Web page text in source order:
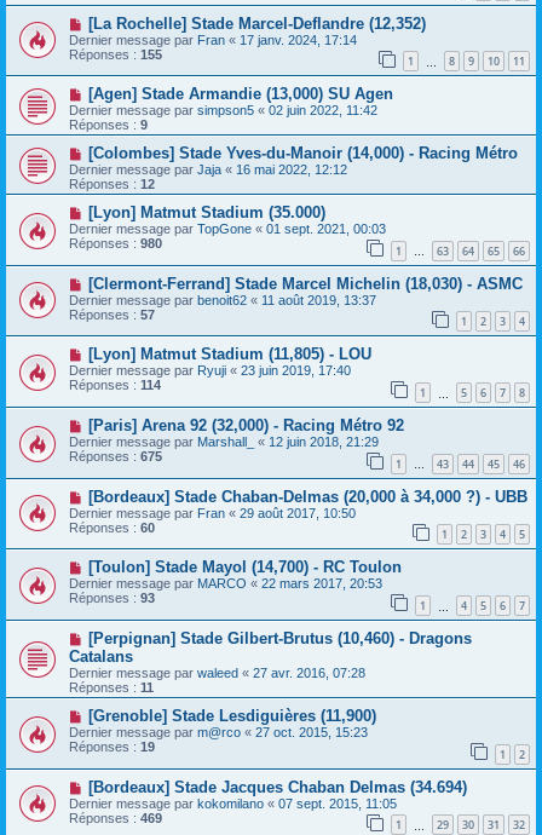
[La Rochelle] Stade Marcel-Deflandre (12,352)
Dernier message par Fran « 17 janv. 2024, 17:14
Réponses : 155 1 8 9 10 11
[Agen] Stade Armandie (13,000) SU Agen
Dernier message par simpson5 « 02 juin 2022, 11:42
Réponses : 9
[Colombes] Stade Yves-du-Manoir (14,000) - Racing Métro
Dernier message par Jaja « 16 mai 2022, 12:12
Réponses : 12
[Lyon] Matmut Stadium (35.000)
Dernier message par TopGone « 01 sept. 2021, 00:03
Réponses : 980 1 … 63 64 65 66
[Clermont-Ferrand] Stade Marcel Michelin (18,030) - ASMC
Dernier message par benoit62 « 11 août 2019, 13:37
Réponses : 57 1 2 3 4
[Lyon] Matmut Stadium (11,805) - LOU
Dernier message par Ryuji « 23 juin 2019, 17:40
Réponses : 114 1 5 6 7 8
[Paris] Arena 92 (32,000) - Racing Métro 92
Dernier message par Marshall_ « 12 juin 2018, 21:29
Réponses : 675 1 … 43 44 45 46
[Bordeaux] Stade Chaban-Delmas (20,000 à 34,000 ?) - UBB
Dernier message par Fran « 29 août 2017, 10:50
Réponses : 60 1 2 3 4 5
[Toulon] Stade Mayol (14,700) - RC Toulon
Dernier message par MARCO « 22 mars 2017, 20:53
Réponses : 93 1 4 5 6 7
[Perpignan] Stade Gilbert-Brutus (10,460) - Dragons
Catalans
Dernier message par waleed « 27 avr. 2016, 07:28
Réponses : 11
[Grenoble] Stade Lesdiguières (11,900)
Dernier message par m@rco « 27 oct. 2015, 15:23
Réponses : 19 1 2
[Bordeaux] Stade Jacques Chaban Delmas (34.694)
Dernier message par kokomilano « 07 sept. 2015, 11:05
Réponses : 469 1 29 30 31 32